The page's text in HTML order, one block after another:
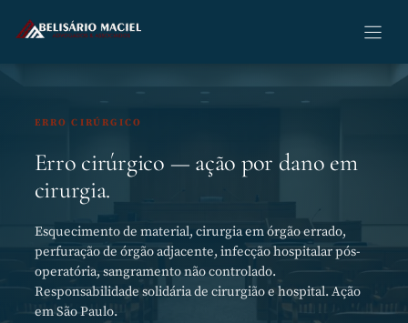
para
ERRO CIRÚRGICO
Erro cirúrgico — ação por dano em
cirurgia.
Esquecimento de material, cirurgia em órgão errado,
perfuração de órgão adjacente, infecção hospitalar pós-
operatória, sangramento não controlado.
Responsabilidade solidária de cirurgião e hospital. Ação
em São Paulo.